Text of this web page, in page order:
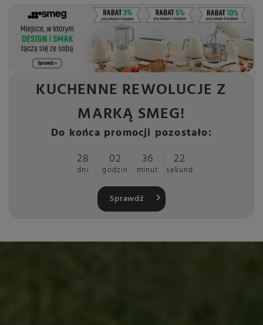
KUCHENNE REWOLUCJE Z
MARKĄ SMEG!
Do końca promocji pozostało:
28
dni
02
godzin
36
minut
22
sekund
Sprawdź